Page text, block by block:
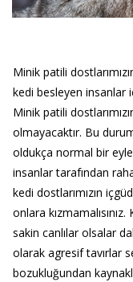
Minik patili
kedi besleyen insanlar
Minik patili
olmayacaktır. Bu
oldukça normal bir
insanlar tarafından
kedi dostlarımızın
onlara
sakin canlılar olsalar
olarak agresif tavırlar
bozukluğundan